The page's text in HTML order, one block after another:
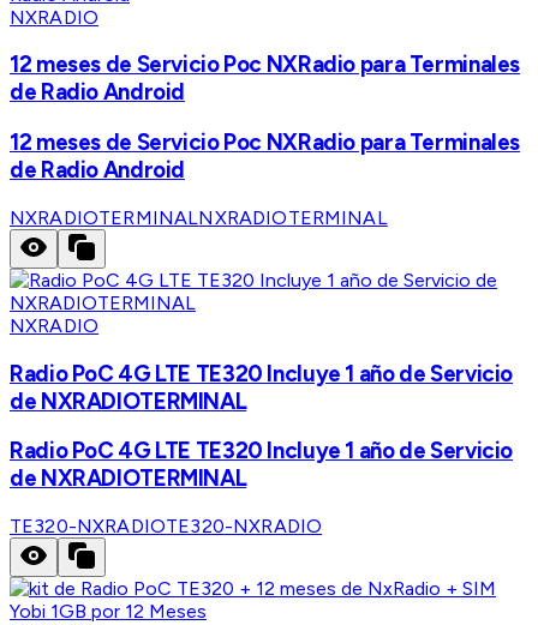
NXRADIO
12 meses de Servicio Poc NXRadio para Terminales
de Radio Android
12 meses de Servicio Poc NXRadio para Terminales
de Radio Android
NXRADIOTERMINALNXRADIOTERMINAL
NXRADIO
Radio PoC 4G LTE TE320 Incluye 1 año de Servicio
de NXRADIOTERMINAL
Radio PoC 4G LTE TE320 Incluye 1 año de Servicio
de NXRADIOTERMINAL
TE320-NXRADIOTE320-NXRADIO